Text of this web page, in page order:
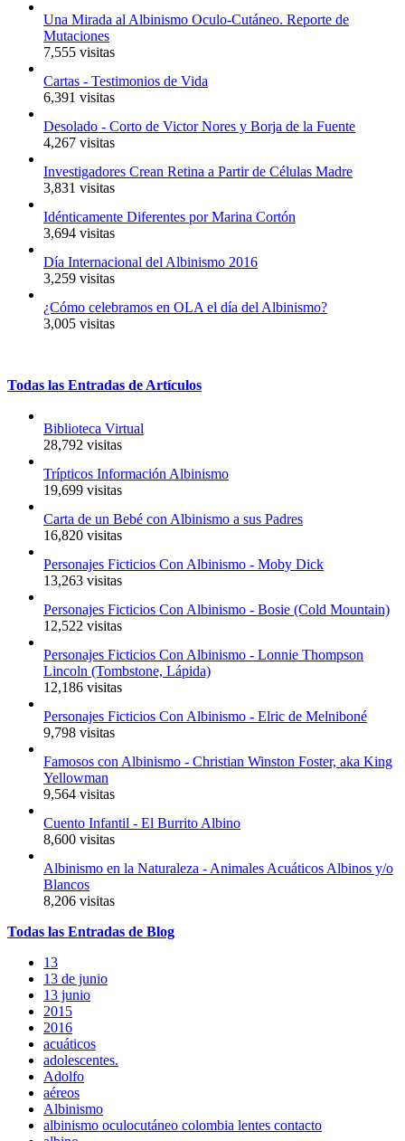
Una Mirada al Albinismo Oculo-Cutáneo. Reporte de
Mutaciones
7,555 visitas
Cartas - Testimonios de Vida
6,391 visitas
Desolado - Corto de Victor Nores y Borja de la Fuente
4,267 visitas
Investigadores Crean Retina a Partir de Células Madre
3,831 visitas
Idénticamente Diferentes por Marina Cortón
3,694 visitas
Día Internacional del Albinismo 2016
3,259 visitas
¿Cómo celebramos en OLA el día del Albinismo?
3,005 visitas
Todas las Entradas de Artículos
Biblioteca Virtual
28,792 visitas
Trípticos Información Albinismo
19,699 visitas
Carta de un Bebé con Albinismo a sus Padres
16,820 visitas
Personajes Ficticios Con Albinismo - Moby Dick
13,263 visitas
Personajes Ficticios Con Albinismo - Bosie (Cold Mountain)
12,522 visitas
Personajes Ficticios Con Albinismo - Lonnie Thompson
Lincoln (Tombstone, Lápida)
12,186 visitas
Personajes Ficticios Con Albinismo - Elric de Melniboné
9,798 visitas
Famosos con Albinismo - Christian Winston Foster, aka King
Yellowman
9,564 visitas
Cuento Infantil - El Burrito Albino
8,600 visitas
Albinismo en la Naturaleza - Animales Acuáticos Albinos y/o
Blancos
8,206 visitas
Todas las Entradas de Blog
13
13 de junio
13 junio
2015
2016
acuáticos
adolescentes.
Adolfo
aéreos
Albinismo
albinismo oculocutáneo colombia lentes contacto